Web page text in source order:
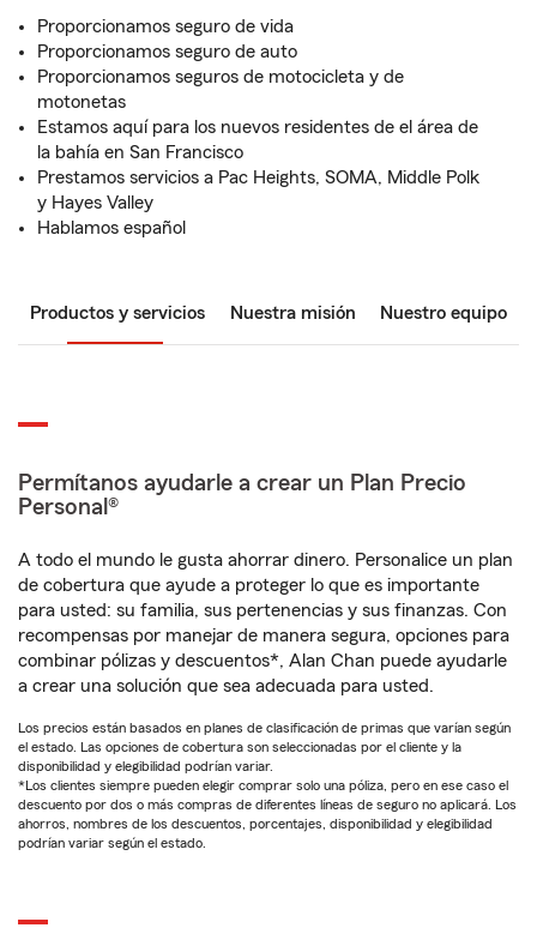
Proporcionamos seguro de vida
Proporcionamos seguro de auto
Proporcionamos seguros de motocicleta y de
motonetas
Estamos aquí para los nuevos residentes de el área de
la bahía en San Francisco
Prestamos servicios a Pac Heights, SOMA, Middle Polk
y Hayes Valley
Hablamos español
Productos y servicios Nuestra misión Nuestro equipo
Permítanos ayudarle a crear un Plan Precio
Personal®
A todo el mundo le gusta ahorrar dinero. Personalice un plan
de cobertura que ayude a proteger lo que es importante
para usted: su familia, sus pertenencias y sus finanzas. Con
recompensas por manejar de manera segura, opciones para
combinar pólizas y descuentos*, Alan Chan puede ayudarle
a crear una solución que sea adecuada para usted.
Los precios están basados en planes de clasificación de primas que varían según
el estado. Las opciones de cobertura son seleccionadas por el cliente y la
disponibilidad y elegibilidad podrían variar.
*Los clientes siempre pueden elegir comprar solo una póliza, pero en ese caso el
descuento por dos o más compras de diferentes líneas de seguro no aplicará. Los
ahorros, nombres de los descuentos, porcentajes, disponibilidad y elegibilidad
podrían variar según el estado.